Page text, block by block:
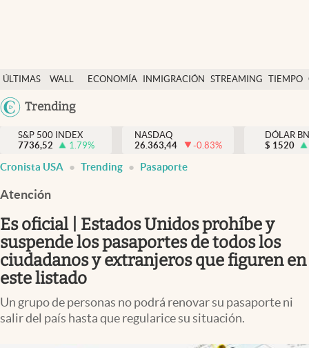
ÚLTIMAS
NOTICIAS
WALL
DÓLAR
ECONOMÍA INMIGRACIÓN STREAMING TIEMPO
México
Trending
Finanzas y economía
Wall Street y dólar
Inmigración
Espiritual
Streaming
Lifestyle
S&P 500 INDEX
7736,52
1.79%
NASDAQ
26.363,44
-0.83%
DÓLAR
$ 1520
Cronista USA Trending Pasaporte
Atención
Es oficial | Estados Unidos prohíbe y
suspende los pasaportes de todos los
ciudadanos y extranjeros que figuren en
este listado
Un grupo de personas no podrá renovar su pasaporte ni
salir del país hasta que regularice su situación.